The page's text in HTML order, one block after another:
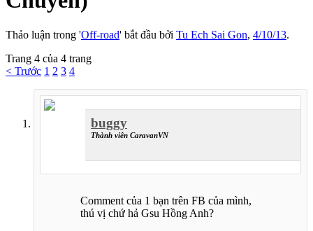
Thảo luận trong 'Off-road' bắt đầu bởi Tu Ech Sai Gon, 4/10/13.
Trang 4 của 4 trang
< Trước 1 2 3 4
buggy
Thành viên CaravanVN
Comment của 1 bạn trên FB của mình,
thú vị chứ hả Gsu Hồng Anh?